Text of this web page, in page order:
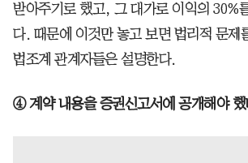
받아주기로 했고, 그 대가로 이익의 30%
다. 때문에 이것만 놓고 보면 법리적 문제
법조계 관계자들은 설명한다.
④ 계약 내용을 증권신고서에 공개해야 했